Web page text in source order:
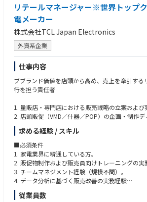
ており、「行動変容を起こす、クリエイティブ
りだす」というミッションのもと、社内制作部門
ながら、競争優位性のあるコミュニケーション開
給を実現する役割りを担っています。
【業務内容】
社内開発チームにはクリエイティブの他、戦略立
ンディベロップメント（ComDev）やDXチームが
規サービス開発や自治体からの要望を受けて関連
的に合わせて、独創性のあるコミュニケーション
アを作成し、プロジェクトをリードします。
社内デザイナーや外部コラボレーション先へのデ
フから最終的なアウトプットまで、クリエイティ
す。
・自治体向けコミュニケーションの企画・開発（
アル、撮影ディレクション、社外プロジェクトマ
・サービスサイト、LP、各種バナーなどのWebプ
発
・社内外制作業務における進行管理、社内外の協
ーション
・Communication Designチームのマネジメント
・（校正チームのコピーライティングスキル向上
・クリエイティブの力で社会を良くしたい/貢献し
持っている方
・新しい知識を吸収し、学びへの意欲と向上心が
・成長を続ける組織で、共にチームと仕組みを作
る方
・マネジメントが好きでメンバーに向き合ってく
・チームワークを大事にし、周囲の人たちに対し
ピタリティを持っている方
リテールマネージャー※世界トップ
電メーカー
株式会社TCL Japan Electronics
外資系企業
仕事内容
ブブランド価値を店頭から高め、売上を牽引す
行を担う責任者
1. 量販店・専門店における販売戦略の立案および
2. 店頭販促（VMD／什器／POP）の企画・制作
3. 販売スタッフ（社内外）のトレーニング企画・
4. 店舗別／エリア別の売上分析と改善施策の立案
5. 販売代理店／小売バイヤーとの関係構築および
6. 新製品ローンチにおける店頭展開設計および導
7. 販促予算の管理およびROI最大化
8. 競合／市場動向の調査とレポーティング
9. 本社および関連部署（マーケティング／営業）
求める経験 / スキル
■必須条件
1. 家電業界に精通している方。
2. 販促物制作および販売員向けトレーニングの実
3. チームマネジメント経験（規模不問）。
4. データ分析に基づく販売改善の実務経験
5. 小売チャネル（量販店等）への営業またはリテ
従業員数